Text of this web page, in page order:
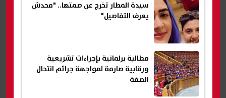
سيدة المطار تخرج عن صمتها.. "محدش
يعرف التفاصيل"
مطالبة برلمانية بإجراءات تشريعية
ورقابية صارمة لمواجهة جرائم انتحال
الصفة